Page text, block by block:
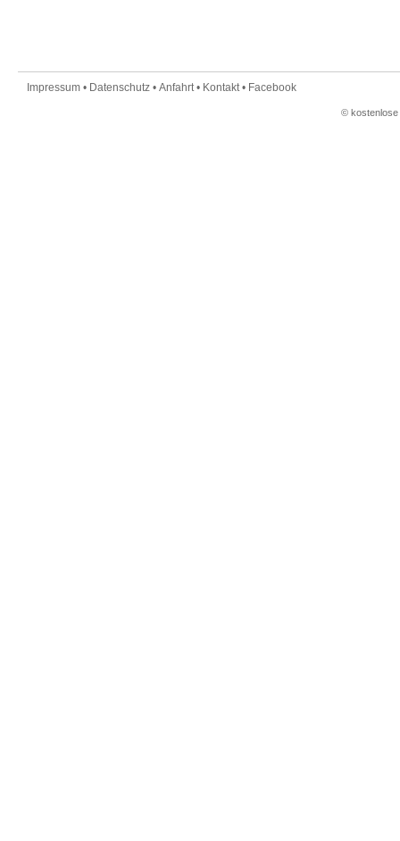
Impressum • Datenschutz • Anfahrt• Kontakt• Facebook
© kostenlose